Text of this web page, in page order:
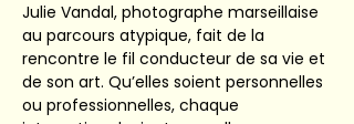
Julie Vandal, photographe marseillaise
au parcours atypique, fait de la
rencontre le fil conducteur de sa vie et
de son art. Qu’elles soient personnelles
ou professionnelles, chaque